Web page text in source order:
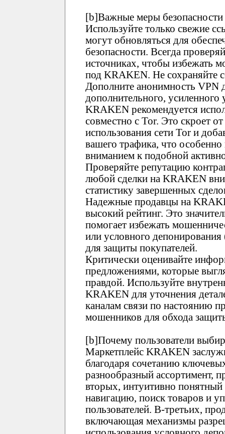
[b]Важные меры
Используйте только свежие
могут обновляться для
безопасности. Всегда
источниках, чтобы избежать
под KRAKEN. Не сохраняйте
Дополните анонимность VPN
дополнительного,
KRAKEN рекомендуется
совместно с Tor. Это скроет
использования сети Tor и
вашего трафика, что
вниманием к подобной
Проверяйте репутацию
любой сделки на KRAKEN
статистику завершенных
Надежные продавцы на
высокий рейтинг. Это
помогает избежать
или условного
для защиты покупателей.
Критически оценивайте
предложениями, которые
правдой. Используйте
KRAKEN для уточнения
каналам связи по настоянию
мошенников для обхода
[b]Почему пользователи
Маркетплейс KRAKEN
благодаря сочетанию
разнообразный ассортимент,
вторых, интуитивно
навигацию, поиск товаров и
пользователей. В-третьих,
включающая механизмы